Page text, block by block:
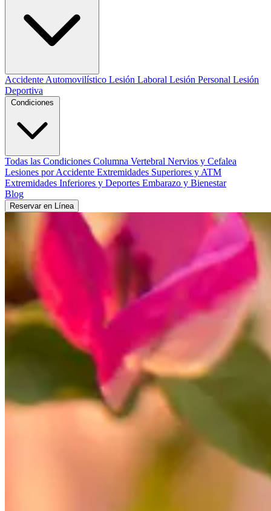
Accidente Automovilístico Lesión Laboral Lesión Personal Lesión
Deportiva
Todas las Condiciones Columna Vertebral Nervios y Cefalea
Lesiones por Accidente Extremidades Superiores y ATM
Extremidades Inferiores y Deportes Embarazo y Bienestar
Blog
Reservar en Línea